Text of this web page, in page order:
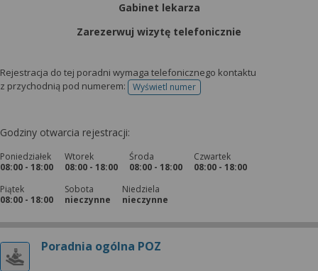
Gabinet lekarza
Zarezerwuj wizytę telefonicznie
Rejestracja do tej poradni wymaga telefonicznego kontaktu
z przychodnią pod numerem:
Wyświetl numertelefonu do rejestracji
Godziny otwarcia rejestracji:
Poniedziałek
08:00 - 18:00
Wtorek
08:00 - 18:00
Środa
08:00 - 18:00
Czwartek
08:00 - 18:00
Piątek
08:00 - 18:00
Sobota
nieczynne
Niedziela
nieczynne
Poradnia ogólna POZ